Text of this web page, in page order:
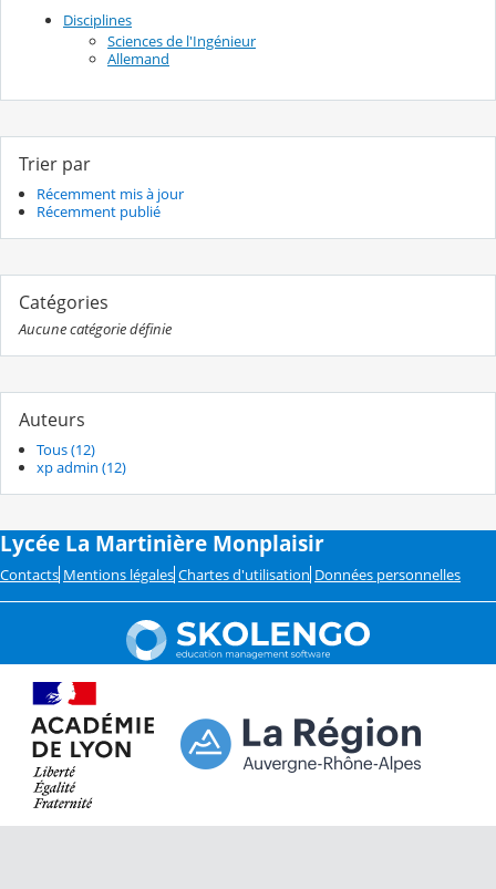
Disciplines
Sciences de l'Ingénieur
Allemand
Trier par
Récemment mis à jour
Récemment publié
Catégories
Aucune catégorie définie
Auteurs
Tous (12)
xp admin (12)
Lycée La Martinière Monplaisir
Contacts Mentions légales Chartes d'utilisation Données personnelles